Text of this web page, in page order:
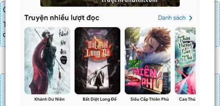
Chương truyện cần 20 LT để mua.
Truyện mua lẻ thì cứ Giá chương x Số chương, mua combo thì đến
danh sách combo tìm giá
Đăng nhập Nạp linh thạch
Mua 4 chương chỉ có tác dụng tiết kiệm thời gian.
Mua 4 chương thì 3 chương sau sẽ không phải ấn mua.
Ví dụ bạn đang ở chương 100 và mua 4 chương thìchương